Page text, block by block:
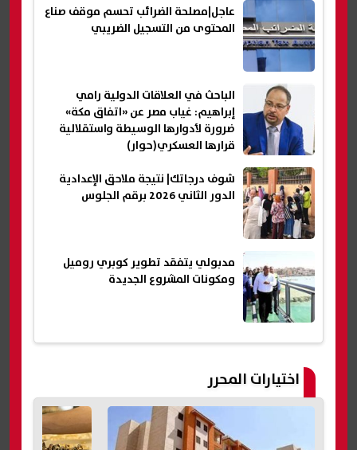
عاجل|مصلحة الضرائب تحسم موقف صناع
المحتوى من التسجيل الضريبي
الباحث في العلاقات الدولية رامي
إبراهيم: غياب مصر عن «اتفاق مكة»
ضرورة لأدوارها الوسيطة واستقلالية
قرارها العسكري(حوار)
شوف درجاتك| نتيجة ملاحق الإعدادية
الدور الثاني 2026 برقم الجلوس
مدبولي يتفقد تطوير كوبري روميل
ومكونات المشروع الجديدة
اختيارات المحرر